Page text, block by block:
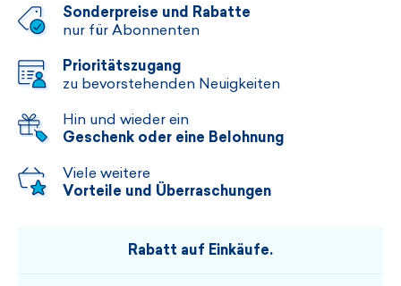
Sonderpreise und Rabatte
nur für Abonnenten
Prioritätszugang
zu bevorstehenden Neuigkeiten
Hin und wieder ein
Geschenk oder eine Belohnung
Viele weitere
Vorteile und Überraschungen
Rabatt auf Einkäufe.